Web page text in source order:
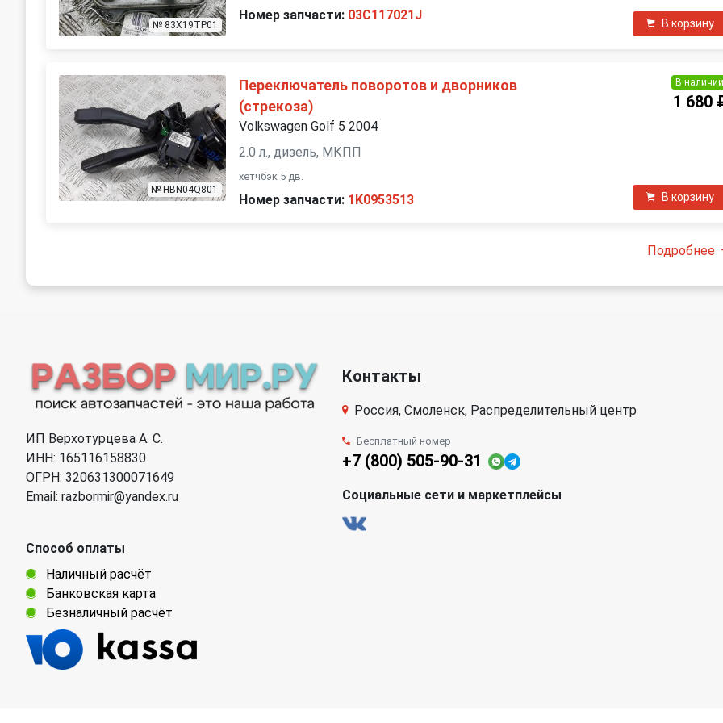
№ 83X19TP01
Номер запчасти: 03C117021J
В корзину
№ HBN04Q801
Переключатель поворотов и дворников
(стрекоза)
Volkswagen Golf 5 2004
2.0 л., дизель, МКПП
хетчбэк 5 дв.
Номер запчасти: 1K0953513
В
1 680
В корзину
Подробнее
ИП Верхотурцева А. С.
ИНН: 165116158830
ОГРН: 320631300071649
Email: razbormir@yandex.ru
Способ оплаты
Наличный расчёт
Банковская карта
Безналичный расчёт
Контакты
Россия, Смоленск, Распределительный центр
Бесплатный номер
+7 (800) 505-90-31
Социальные сети и маркетплейсы